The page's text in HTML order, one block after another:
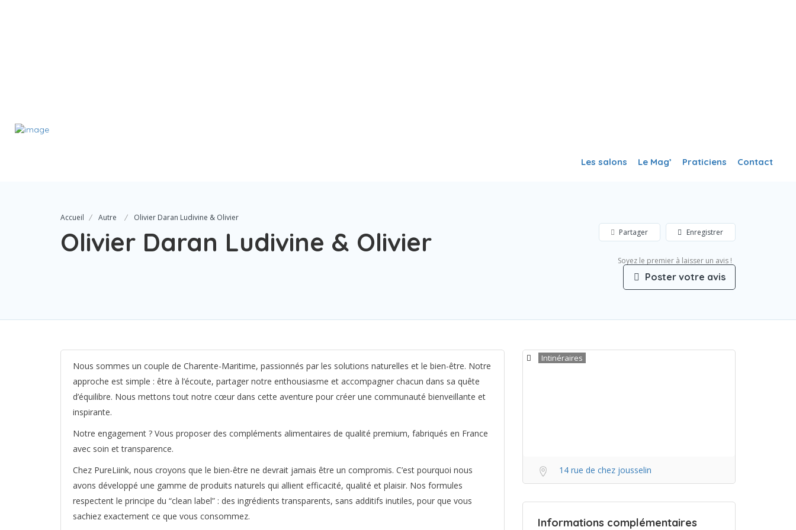
Les salons Le Mag’ Praticiens Contact
Accueil Autre Olivier Daran Ludivine & Olivier
Olivier Daran Ludivine & Olivier Enregistrer
Partager
Soyez le premier à laisser un avis !
Poster votre avis
Nous sommes un couple de Charente-Maritime, passionnés par les solutions naturelles et le bien-être. Notre
approche est simple : être à l’écoute, partager notre enthousiasme et accompagner chacun dans sa quête
d’équilibre. Nous mettons tout notre cœur dans cette aventure pour créer une communauté bienveillante et
inspirante.
Notre engagement ? Vous proposer des compléments alimentaires de qualité premium, fabriqués en France
avec soin et transparence.
Chez PureLiink, nous croyons que le bien-être ne devrait jamais être un compromis. C’est pourquoi nous
avons développé une gamme de produits naturels qui allient efficacité, qualité et plaisir. Nos formules
respectent le principe du “clean label” : des ingrédients transparents, sans additifs inutiles, pour que vous
sachiez exactement ce que vous consommez.
Intinéraires
14 rue de chez jousselin
Informations complémentaires